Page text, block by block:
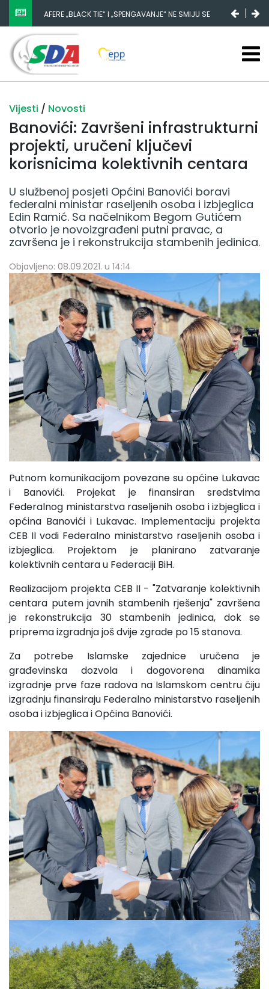
NESTANAK 780.000 EURA IZ IGMANA NE MOŽE BITI
SLUČAJNI PREVID, ODGOVORNOST MORAJU SNOSITI
VLADA FBIH I NJENI KADROVI
Vijesti / Novosti
Banovići: Završeni infrastrukturni
projekti, uručeni ključevi
korisnicima kolektivnih centara
U službenoj posjeti Općini Banovići boravi
federalni ministar raseljenih osoba i izbjeglica
Edin Ramić. Sa načelnikom Begom Gutićem
otvorio je novoizgrađeni putni pravac, a
završena je i rekonstrukcija stambenih jedinica.
Objavljeno: 08.09.2021. u 14:14
Putnom komunikacijom povezane su općine Lukavac
i Banovići. Projekat je finansiran sredstvima
Federalnog ministarstva raseljenih osoba i izbjeglica i
općina Banovići i Lukavac. Implementaciju projekta
CEB II vodi Federalno ministarstvo raseljenih osoba i
izbjeglica. Projektom je planirano zatvaranje
kolektivnih centara u Federaciji BiH.
Realizacijom projekta CEB II - "Zatvaranje kolektivnih
centara putem javnih stambenih rješenja" završena
je rekonstrukcija 30 stambenih jedinica, dok se
priprema izgradnja još dvije zgrade po 15 stanova.
Za potrebe Islamske zajednice uručena je
građevinska dozvola i dogovorena dinamika
izgradnje prve faze radova na Islamskom centru čiju
izgradnju finansiraju Federalno ministarstvo raseljenih
osoba i izbjeglica i Općina Banovići.